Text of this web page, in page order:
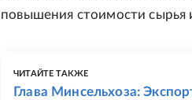
повышения стоимости сырья
ЧИТАЙТЕ ТАКЖЕ
Глава Минсельхоза: